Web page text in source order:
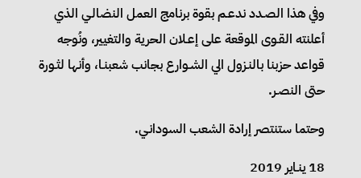
وفي هذا الصـدد ندعـم بقوة برنامج العمل النضالـي الذي
أعلنته القـوى الموقعة على إعـلان الحرية والتغيير، ونُوجه
قواعد حزبنا بالنـزول الي الشـوارع بجانب شعبنـا، وأنها لثـورة
حتى النصـر.
وحتما ستنتصر إرادة الشعب السودانـي.
18 ينـاير 2019